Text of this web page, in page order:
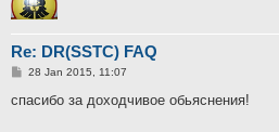
Re: DR(SSTC) FAQ
P
s
28 Jan 2015, 11:07
спасибо за доходчивое обьяснения!